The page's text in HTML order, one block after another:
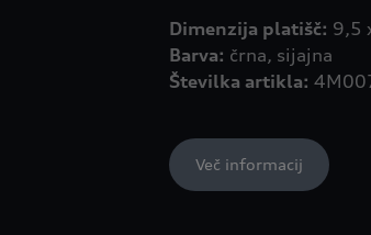
Dimenzija platišč:
Barva:
Številka artikla:
Več informacij